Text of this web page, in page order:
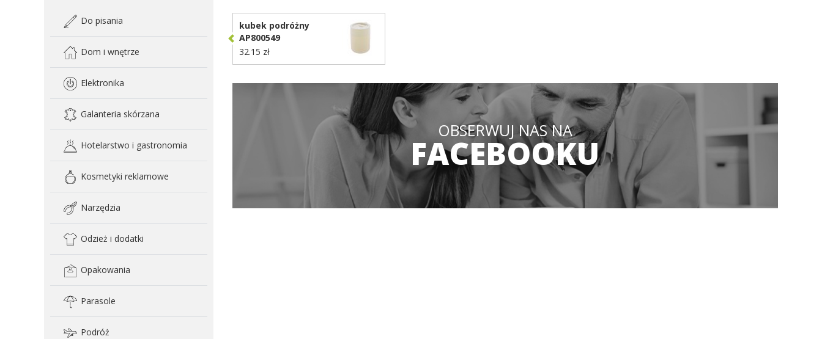
Do pisania
Dom i wnętrze
Elektronika
Galanteria skórzana
Hotelarstwo i gastronomia
Kosmetyki reklamowe
Narzędzia
Odzież i dodatki
Opakowania
Parasole
Podróż
kubek podróżny
AP800549
32.15 zł
OBSERWUJ NAS NA
FACEBOOKU